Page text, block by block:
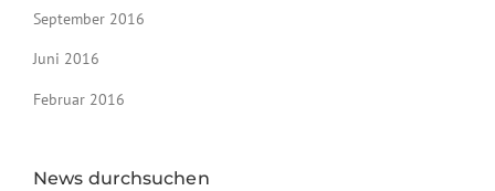
September 2016
Juni 2016
Februar 2016
News durchsuchen